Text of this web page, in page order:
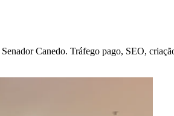
Senador Canedo. Tráfego pago, SEO,